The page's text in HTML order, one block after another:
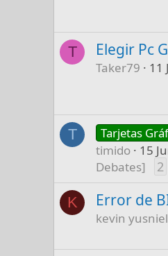
T Elegir Pc
Taker79 11
T Tarjetas
timido 15
Debates]
2
K Error de
kevin yusniel